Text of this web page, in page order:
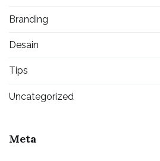
Branding
Desain
Tips
Uncategorized
Meta